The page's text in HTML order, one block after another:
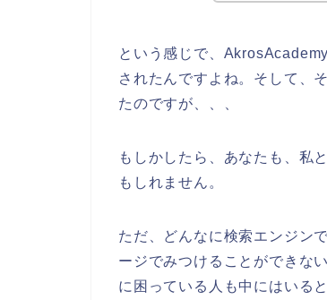
という感じで、
されたんですよね。そして、
たのですが、、、
もしかしたら、あなたも、私
もしれません。
ただ、どんなに検索エンジン
ージでみつけることができな
に困っている人も中にはいる